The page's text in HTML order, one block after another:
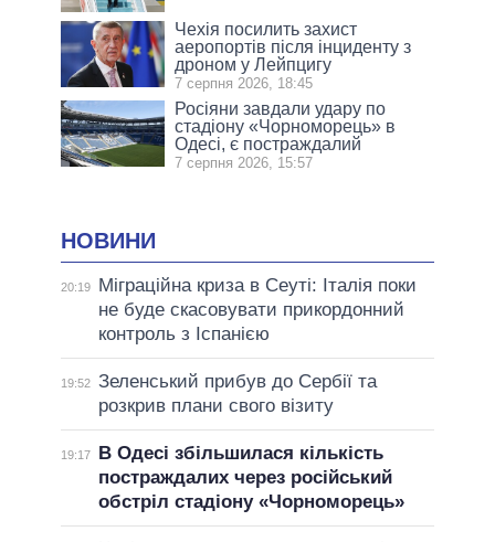
Чехія посилить захист
аеропортів після інциденту з
дроном у Лейпцигу
7 серпня 2026, 18:45
Росіяни завдали удару по
стадіону «Чорноморець» в
Одесі, є постраждалий
7 серпня 2026, 15:57
НОВИНИ
20:19
Міграційна криза в Сеуті: Італія поки
не буде скасовувати прикордонний
контроль з Іспанією
19:52 Зеленський прибув до Сербії та
розкрив плани свого візиту
19:17
В Одесі збільшилася кількість
постраждалих через російський
обстріл стадіону «Чорноморець»